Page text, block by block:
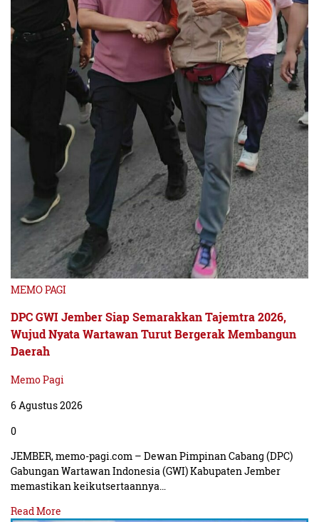
MEMO PAGI
DPC GWI Jember Siap Semarakkan Tajemtra 2026,
Wujud Nyata Wartawan Turut Bergerak Membangun
Daerah
Memo Pagi
6 Agustus 2026
0
JEMBER, memo-pagi.com – Dewan Pimpinan Cabang (DPC)
Gabungan Wartawan Indonesia (GWI) Kabupaten Jember
memastikan keikutsertaannya…
Read More